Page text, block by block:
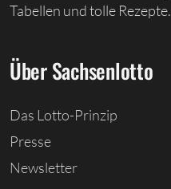
Tabellen und tolle Rezepte.
Über Sachsenlotto
Das Lotto-Prinzip
Presse
Newsletter